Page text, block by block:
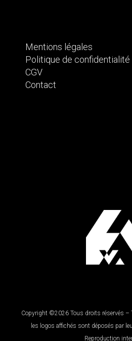
Mentions légales
Politique de confidentialité
CGV
Contact
Copyright ©2026 Tous droits réservés –
les logos affichés sont déposés par
Reproduction